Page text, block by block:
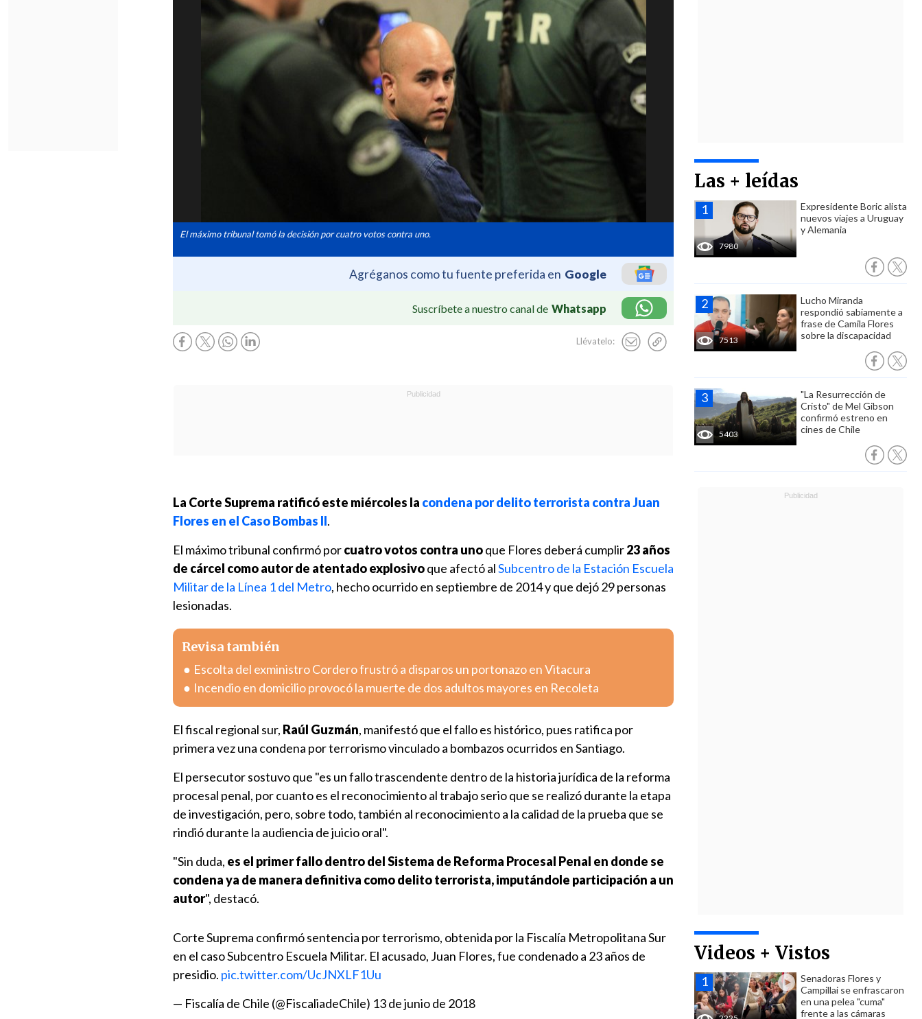
El máximo tribunal tomó la decisión por cuatro votos contra uno.
Agréganos como tu fuente preferida en Google
Suscríbete a nuestro canal de Whatsapp
Llévatelo:
Las + leídas
7980
Expresidente Boric alista
nuevos viajes a Uruguay
y Alemania
7513
Lucho Miranda
respondió sabiamente a
frase de Camila Flores
sobre la discapacidad
5403
"La Resurrección de
Cristo" de Mel Gibson
confirmó estreno en
cines de Chile
Videos + Vistos
Senadoras Flores y
Campillai se enfrascaron
en una pelea "cuma"
frente a las cámaras
La Corte Suprema ratificó este miércoles la condena por delito terrorista contra Juan
Flores en el Caso Bombas II.
El máximo tribunal confirmó porcuatro votos contra unoque Flores deberá cumplir23 años
de cárcel como autor de atentado explosivoque afectó alSubcentro de la Estación Escuela
Militar de la Línea 1 del Metro, hecho ocurrido en septiembre de 2014 y que dejó 29 personas
lesionadas.
Revisa también
Escolta del exministro Cordero frustró a disparos un portonazo en Vitacura
Incendio en domicilio provocó la muerte de dos adultos mayores en Recoleta
El fiscal regional sur, Raúl Guzmán, manifestó que el fallo es histórico, pues ratifica por
primera vez una condena por terrorismo vinculado a bombazos ocurridos en Santiago.
El persecutor sostuvo que "es un fallo trascendente dentro de la historia jurídica de la reforma
procesal penal, por cuanto es el reconocimiento al trabajo serio que se realizó durante la etapa
de investigación, pero, sobre todo, también al reconocimiento a la calidad de la prueba que se
rindió durante la audiencia de juicio oral".
"Sin duda, es el primer fallo dentro del Sistema de Reforma Procesal Penal en donde se
condena ya de manera definitiva como delito terrorista, imputándole participación a un
autor", destacó.
Corte Suprema confirmó sentencia por terrorismo, obtenida por la Fiscalía Metropolitana Sur
en el caso Subcentro Escuela Militar. El acusado, Juan Flores, fue condenado a 23 años de
presidio. pic.twitter.com/UcJNXLF1Uu
— Fiscalía de Chile (@FiscaliadeChile) 13 de junio de 2018